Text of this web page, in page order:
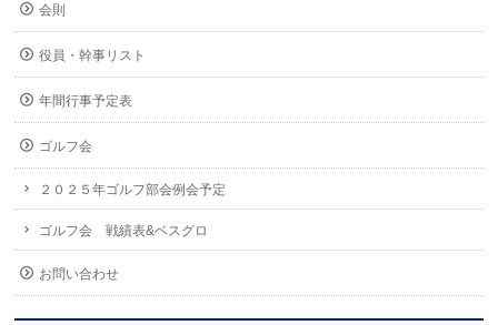
会則
役員・幹事リスト
年間行事予定表
ゴルフ会
２０２５年ゴルフ部会例会予定
ゴルフ会 戦績表&ベスグロ
お問い合わせ